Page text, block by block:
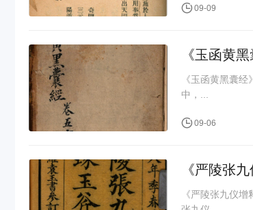
09-09
《玉函黄
《玉函黄黑囊
中，...
09-06
《严陵张
《严陵张九仪